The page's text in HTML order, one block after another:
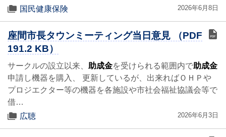
国民健康保険
2026年6月8日
座間市長タウンミーティング当日意見 （PDF
191.2 KB）
サークルの設立以来、 助成金を受けられる範囲内で助成金
申請し機器を購入、 更新しているが、出来ればＯＨＰや
プロジエクター等の機器を各施設や市社会福祉協議会等で
借…
広聴
2026年6月3日